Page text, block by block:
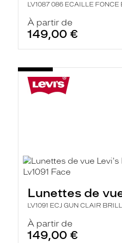
LV1087 086 ECAILLE FONCE
À partir de
149,00 €
Lunettes de
LV1091 ECJ GUN CLAIR
À partir de
149,00 €